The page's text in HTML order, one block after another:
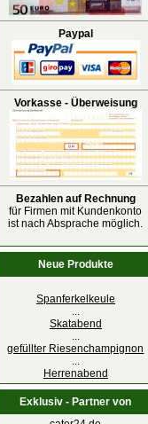
Paypal
Vorkasse - Überweisung
Bezahlen auf Rechnung
für Firmen mit Kundenkonto
ist nach Absprache möglich.
Neue Produkte
Spanferkelkeule
...
Skatabend
...
gefüllter Riesenchampignon
...
Herrenabend
Exklusiv - Partner von